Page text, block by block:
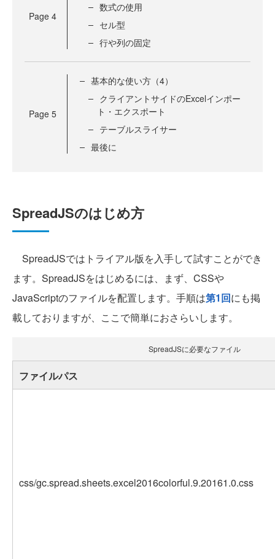
Page 4
数式の使用
セル型
行や列の固定
Page 5
基本的な使い方（4）
クライアントサイドのExcelインポー
ト・エクスポート
テーブルスライサー
最後に
SpreadJSのはじめ方
SpreadJSではトライアル版を入手して試すことができ
ます。SpreadJSをはじめるには、まず、CSSや
JavaScriptのファイルを配置します。手順は第1回にも掲
載しておりますが、ここで簡単におさらいします。
SpreadJSに必要なファイル
ファイルパス
css/gc.spread.sheets.excel2016colorful.9.20161.0.css